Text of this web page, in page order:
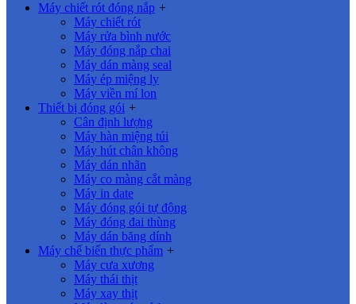
Máy chiết rót đóng nắp +
Máy chiết rót
Máy rửa bình nước
Máy đóng nắp chai
Máy dán màng seal
Máy ép miệng ly
Máy viền mí lon
Thiết bị đóng gói +
Cân định lượng
Máy hàn miệng túi
Máy hút chân không
Máy dán nhãn
Máy co màng cắt màng
Máy in date
Máy đóng gói tự động
Máy đóng đai thùng
Máy dán băng dính
Máy chế biến thực phẩm +
Máy cưa xương
Máy thái thịt
Máy xay thịt